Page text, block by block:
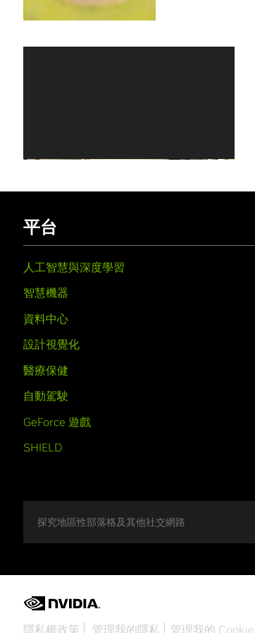
平台
人工智慧與深度學習
智慧機器
資料中心
設計視覺化
醫療保健
自動駕駛
GeForce 遊戲
SHIELD
探究地區性部落格及其他社交網路
隱私權政策 管理我的隱私 管理我的 Cookie